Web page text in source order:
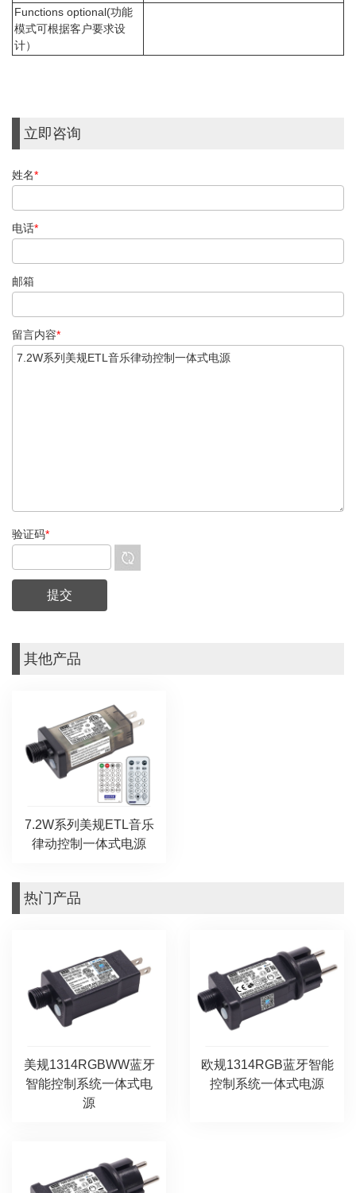
Functions optional(功能
模式可根据客户要求设
计）
立即咨询
姓名*
电话*
邮箱
留言内容*
验证码*
其他产品
7.2W系列美规ETL音乐
律动控制一体式电源
热门产品
美规1314RGBWW蓝牙
智能控制系统一体式电
源
欧规1314RGB蓝牙智能
控制系统一体式电源